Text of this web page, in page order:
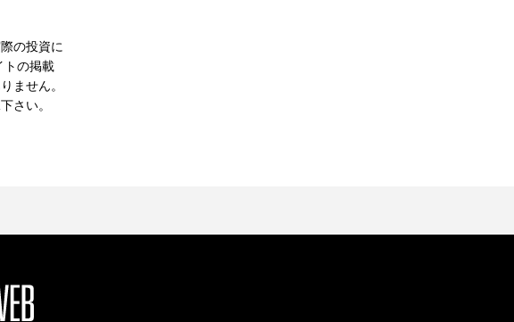
の投資に
トの掲載
ません。
さい。